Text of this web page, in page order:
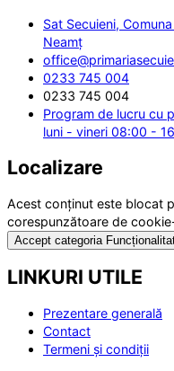
Sat Secuieni,
Neamț
0233 745 004
0233 745 004
Program de lucru cu
luni - vineri 08:00 -
Localizare
Acest conținut este blocat
corespunzătoare de
Accept categoria
LINKURI UTILE
Prezentare generală
Contact
Termeni și condiții